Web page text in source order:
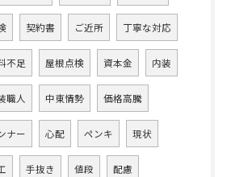
契約書 ご近所 丁寧な対応
不足 屋根点検 資本金 内装
職人 中東情勢 価格高騰
ナー 心配 ペンキ 現状
手抜き 値段 配慮